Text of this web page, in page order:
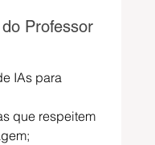
Professor
IAs para
que respeitem